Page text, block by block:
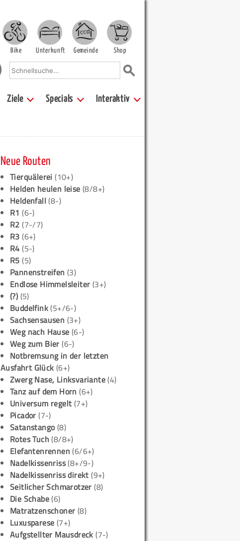
Bike Unterkunft Gemeinde Shop
Ziele Specials Interaktiv
Neue Routen
Tierquälerei (10+)
Helden heulen leise(8/8+)
Heldenfall(8-)
R1 (6-)
R2 (7-/7)
R3 (6+)
R4 (5-)
R5 (5)
Pannenstreifen (3)
Endlose Himmelsleiter (3+)
(?) (5)
Buddelfink(5+/6-)
Sachsensausen (3+)
Weg nach Hause (6-)
Weg zum Bier (6-)
Notbremsung in der letzten
Ausfahrt Glück (6+)
Zwerg Nase, Linksvariante(4)
Tanz auf dem Horn (6+)
Universum regelt (7+)
Picador (7-)
Satanstango(8)
Rotes Tuch(8/8+)
Elefantenrennen(6/6+)
Nadelkissenriss(8+/9-)
Nadelkissenriss direkt (9+)
Seitlicher Schmarotzer (8)
Die Schabe(6)
Matratzenschoner (8)
Luxusparese (7+)
Aufgstellter Mausdreck (7-)